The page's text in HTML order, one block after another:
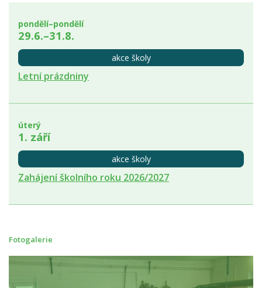
pondělí–pondělí
29.6.–31.8.
akce školy
Letní prázdniny
úterý
1. září
akce školy
Zahájení školního roku 2026/2027
Fotogalerie